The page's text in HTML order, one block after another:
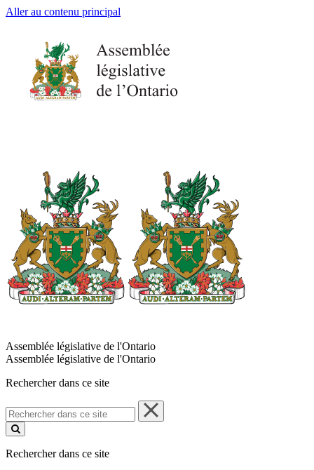
Aller au contenu principal
Assemblée législative de l'Ontario
Assemblée législative de l'Ontario
Rechercher dans ce site
Rechercher
dans
ce
Rechercher dans ce site